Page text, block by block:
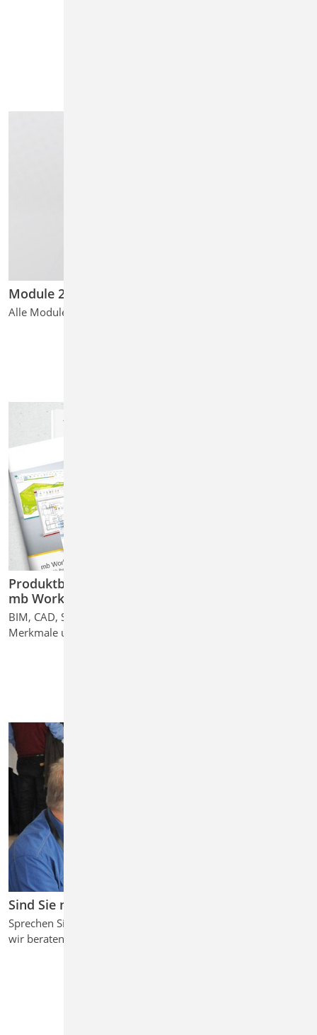
Module 2025
Alle Module der mb WorkSuite 2025 auf einen Blick ...
Produktbroschüre
mb WorkSuite 2025
BIM, CAD, Statik und FEM
Merkmale und Paketdetails ...
Sind Sie neugierig geworden?
Sprechen Sie uns an
wir beraten Sie gerne ...